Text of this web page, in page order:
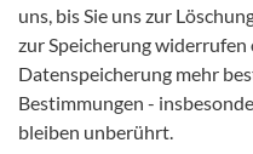
uns, bis Sie uns zur
zur Speicherung
Datenspeicherung mehr
Bestimmungen -
bleiben unberührt.